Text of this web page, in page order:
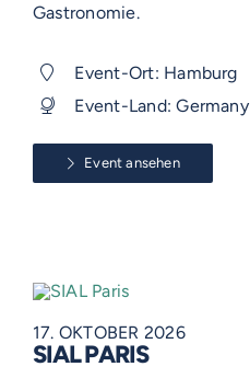
Gastronomie.
Event-Ort: Hamburg
Event-Land: Germany
Event ansehen
17. OKTOBER 2026
SIAL PARIS